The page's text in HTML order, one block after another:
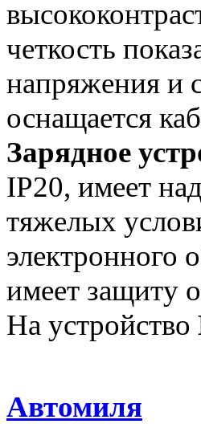
четкость
напряжения и
оснащается
Зарядное
IP20, имеет
тяжелых
электронного
имеет защиту
На устройство
Автомиля